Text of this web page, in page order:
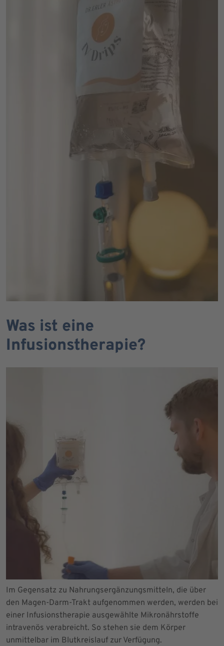
Was ist eine
Infusionstherapie?
Im Gegensatz zu Nahrungsergänzungsmitteln, die über
den Magen-Darm-Trakt aufgenommen werden, werden bei
einer Infusionstherapie ausgewählte Mikronährstoffe
intravenös verabreicht. So stehen sie dem Körper
unmittelbar im Blutkreislauf zur Verfügung.